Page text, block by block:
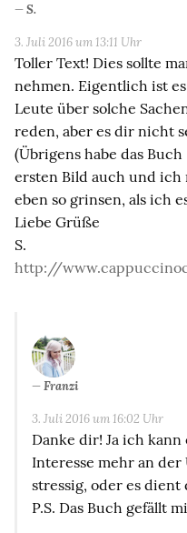
S.
3. Juli 2016 um 13:11 Uhr
Toller Text! Dies sollte
nehmen. Eigentlich ist
Leute über solche
reden, aber es dir nicht
(Übrigens habe das Buch
ersten Bild auch und ich
eben so grinsen, als ich
Liebe Grüße
S.
http://
Franzi
3. Juli 2016 um 16:02 Uhr
Danke dir! Ja ich
Interesse mehr an
stressig, oder es dient
P.S. Das Buch gefällt